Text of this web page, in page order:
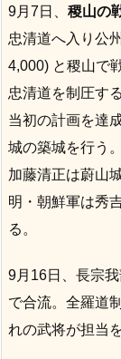
9月7日、 稷山の
忠清道へ入り公
4,000) と稷山で
忠清道を制圧する
当初の計画を達
城の築城を行う
加藤清正は蔚山
明・朝鮮軍は秀
る。
9月16日、長宗
で合流。全羅道
れの武将が担当